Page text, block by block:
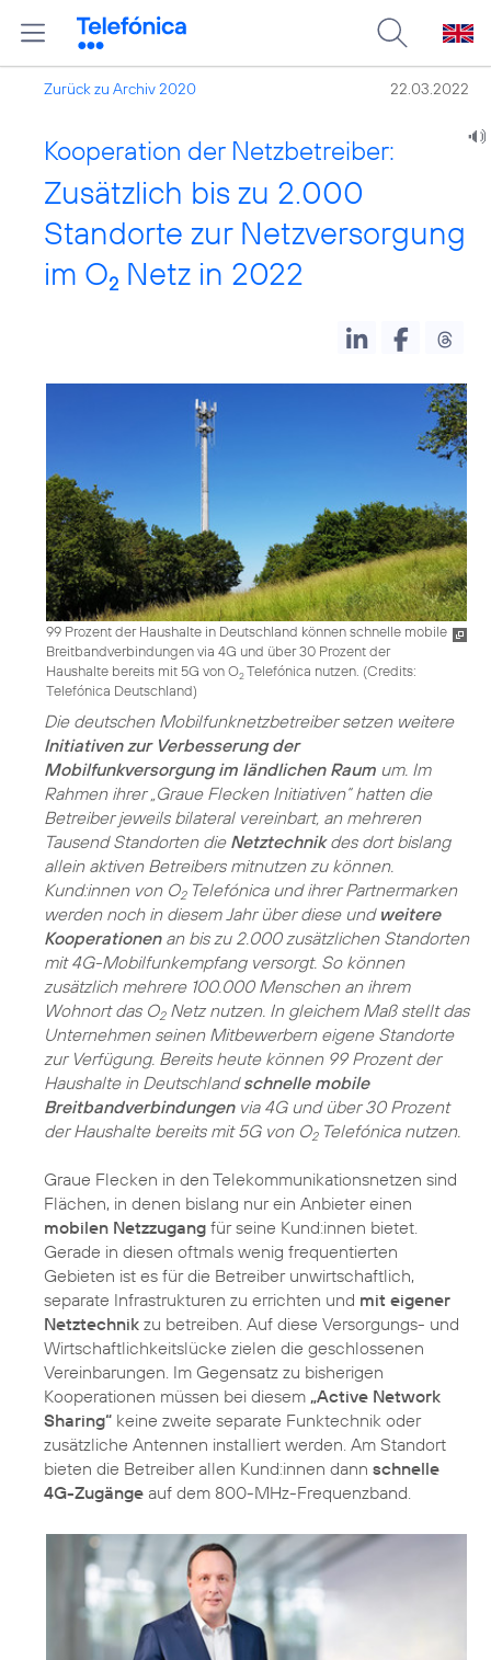
Zurück zu Archiv 2020 22.03.2022
Kooperation der Netzbetreiber:
Zusätzlich bis zu 2.000
Standorte zur Netzversorgung
im O2 Netz in 2022
99 Prozent der Haushalte in Deutschland können schnelle mobile
Breitbandverbindungen via 4G und über 30 Prozent der
Haushalte bereits mit 5G von O2Telefónica nutzen. (Credits:
Telefónica Deutschland)
Die deutschen Mobilfunknetzbetreiber setzen weitere
Initiativen zur Verbesserung der
Mobilfunkversorgung im ländlichen Raum um. Im
Rahmen ihrer „Graue Flecken Initiativen“ hatten die
Betreiber jeweils bilateral vereinbart, an mehreren
Tausend Standorten die Netztechnikdes dort bislang
allein aktiven Betreibers mitnutzen zu können.
Kund:innen von O2Telefónica und ihrer Partnermarken
werden noch in diesem Jahr über diese und weitere
Kooperationenan bis zu 2.000 zusätzlichen Standorten
mit 4G-Mobilfunkempfang versorgt. So können
zusätzlich mehrere 100.000 Menschen an ihrem
Wohnort das O2Netz nutzen. In gleichem Maß stellt das
Unternehmen seinen Mitbewerbern eigene Standorte
zur Verfügung. Bereits heute können 99 Prozent der
Haushalte in Deutschlandschnelle mobile
Breitbandverbindungenvia 4G und über 30 Prozent
der Haushalte bereits mit 5G von O2Telefónica nutzen.
Graue Flecken in den Telekommunikationsnetzen sind
Flächen, in denen bislang nur ein Anbieter einen
mobilen Netzzugang für seine Kund:innen bietet.
Gerade in diesen oftmals wenig frequentierten
Gebieten ist es für die Betreiber unwirtschaftlich,
separate Infrastrukturen zu errichten und mit eigener
Netztechnik zu betreiben. Auf diese Versorgungs- und
Wirtschaftlichkeitslücke zielen die geschlossenen
Vereinbarungen. Im Gegensatz zu bisherigen
Kooperationen müssen bei diesem „Active Network
Sharing“ keine zweite separate Funktechnik oder
zusätzliche Antennen installiert werden. Am Standort
bieten die Betreiber allen Kund:innen dann schnelle
4G-Zugänge auf dem 800-MHz-Frequenzband.